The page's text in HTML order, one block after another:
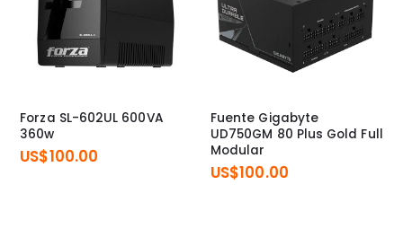
Forza SL-602UL 600VA
360w
US$100.00
Fuente Gigabyte
UD750GM 80 Plus Gold Full
Modular
US$100.00